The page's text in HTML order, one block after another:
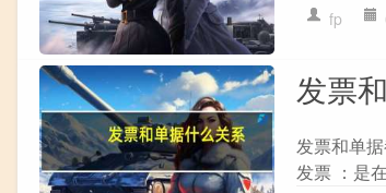
fp
发票
发票和单
发票 ：是